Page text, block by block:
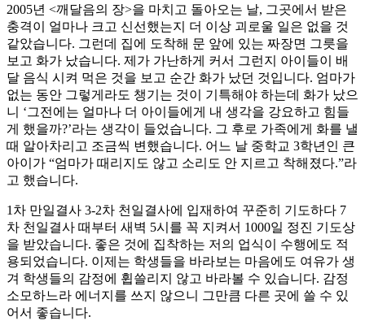
2005년 <깨달음의 장>을 마치고 돌아오는 날, 그곳에서 받은
충격이 얼마나 크고 신선했는지 더 이상 괴로울 일은 없을 것
같았습니다. 그런데 집에 도착해 문 앞에 있는 짜장면 그릇을
보고 화가 났습니다. 제가 가난하게 커서 그런지 아이들이 배
달 음식 시켜 먹은 것을 보고 순간 화가 났던 것입니다. 엄마가
없는 동안 그렇게라도 챙기는 것이 기특해야 하는데 화가 났으
니 ‘그전에는 얼마나 더 아이들에게 내 생각을 강요하고 힘들
게 했을까?’라는 생각이 들었습니다. 그 후로 가족에게 화를 낼
때 알아차리고 조금씩 변했습니다. 어느 날 중학교 3학년인 큰
아이가 “엄마가 때리지도 않고 소리도 안 지르고 착해졌다.”라
고 했습니다.
1차 만일결사 3-2차 천일결사에 입재하여 꾸준히 기도하다 7
차 천일결사 때부터 새벽 5시를 꼭 지켜서 1000일 정진 기도상
을 받았습니다. 좋은 것에 집착하는 저의 업식이 수행에도 적
용되었습니다. 이제는 학생들을 바라보는 마음에도 여유가 생
겨 학생들의 감정에 휩쓸리지 않고 바라볼 수 있습니다. 감정
소모하느라 에너지를 쓰지 않으니 그만큼 다른 곳에 쓸 수 있
어서 좋습니다.